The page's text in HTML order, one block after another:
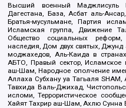
Высший военный Маджлисуль
Дагестана, База, Асбат аль-
Братья-мусульмане, Партия
Исламская группа, Движение
Общество социальных
наследия, Дом двух святых,
моджахедов, Аль-Каида в
АБТО, Правый сектор, Исламское
аш-Шам, Народное ополчение
Аллаха Субхану уа Тагьаля
Тавхида Валь-Джихад,
исломи, Террористическое
Хайят Тахрир аш-Шам, Ахлю